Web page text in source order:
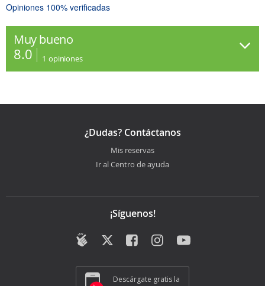
Opiniones 100% verificadas
Muy bueno
8.0 1 opiniones
¿Dudas? Contáctanos
Mis reservas
Ir al Centro de ayuda
¡Síguenos!
Descárgate gratis la